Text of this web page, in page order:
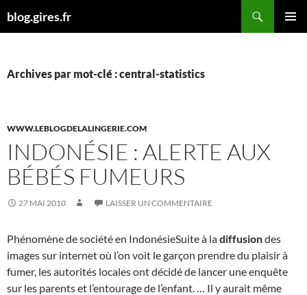
aublog.gires.fr
Archives par mot-clé : central-statistics
WWW.LEBLOGDELALINGERIE.COM
INDONÉSIE : ALERTE AUX
BÉBÉS FUMEURS
27 MAI 2010 LAISSER UN COMMENTAIRE
Phénomène de société en IndonésieSuite à ladiffusiondes
images sur internet où l’on voit le garçon prendre du plaisir à
fumer, les autorités locales ont décidé de lancer une enquête
sur les parents et l’entourage de l’enfant. … Il y aurait même